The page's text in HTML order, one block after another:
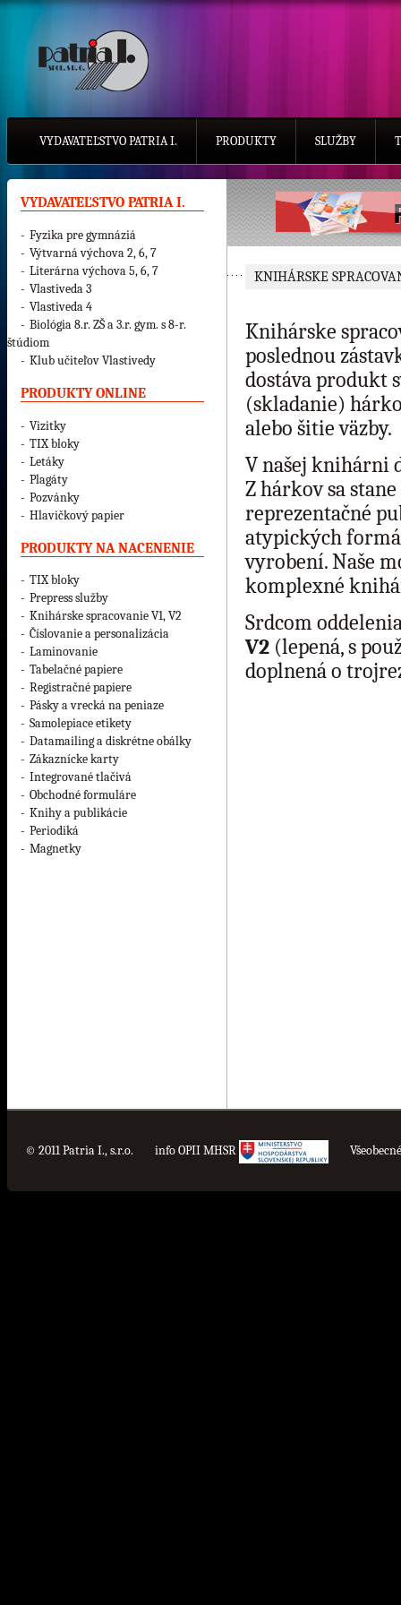
VYDAVATEĽSTVO PATRIA I. PRODUKTY SLUŽBY
VYDAVATEĽSTVO PATRIA I.
- Fyzika pre gymnáziá
- Výtvarná výchova 2, 6, 7
- Literárna výchova 5, 6, 7
- Vlastiveda 3
- Vlastiveda 4
- Biológia 8.r. ZŠ a 3.r. gym. s 8-r.
štúdiom
- Klub učiteľov Vlastivedy
PRODUKTY ONLINE
- Vizitky
- TIX bloky
- Letáky
- Plagáty
- Pozvánky
- Hlavičkový papier
PRODUKTY NA NACENENIE
- TIX bloky
- Prepress služby
- Knihárske spracovanie V1, V2
- Číslovanie a personalizácia
- Laminovanie
- Tabelačné papiere
- Registračné papiere
- Pásky a vrecká na peniaze
- Samolepiace etikety
- Datamailing a diskrétne obálky
- Zákaznícke karty
- Integrované tlačivá
- Obchodné formuláre
- Knihy a publikácie
- Periodiká
- Magnetky
KNIHÁRSKE
Knihárske
poslednou
dostáva produkt
(skladanie)
alebo šitie väzby.
V našej knihárni
Z hárkov sa
reprezentačné
atypických
vyrobení. Naše
komplexné
Srdcom
V2(lepená, s
doplnená o
© 2011 Patria I., s.r.o. info OPII MHSR